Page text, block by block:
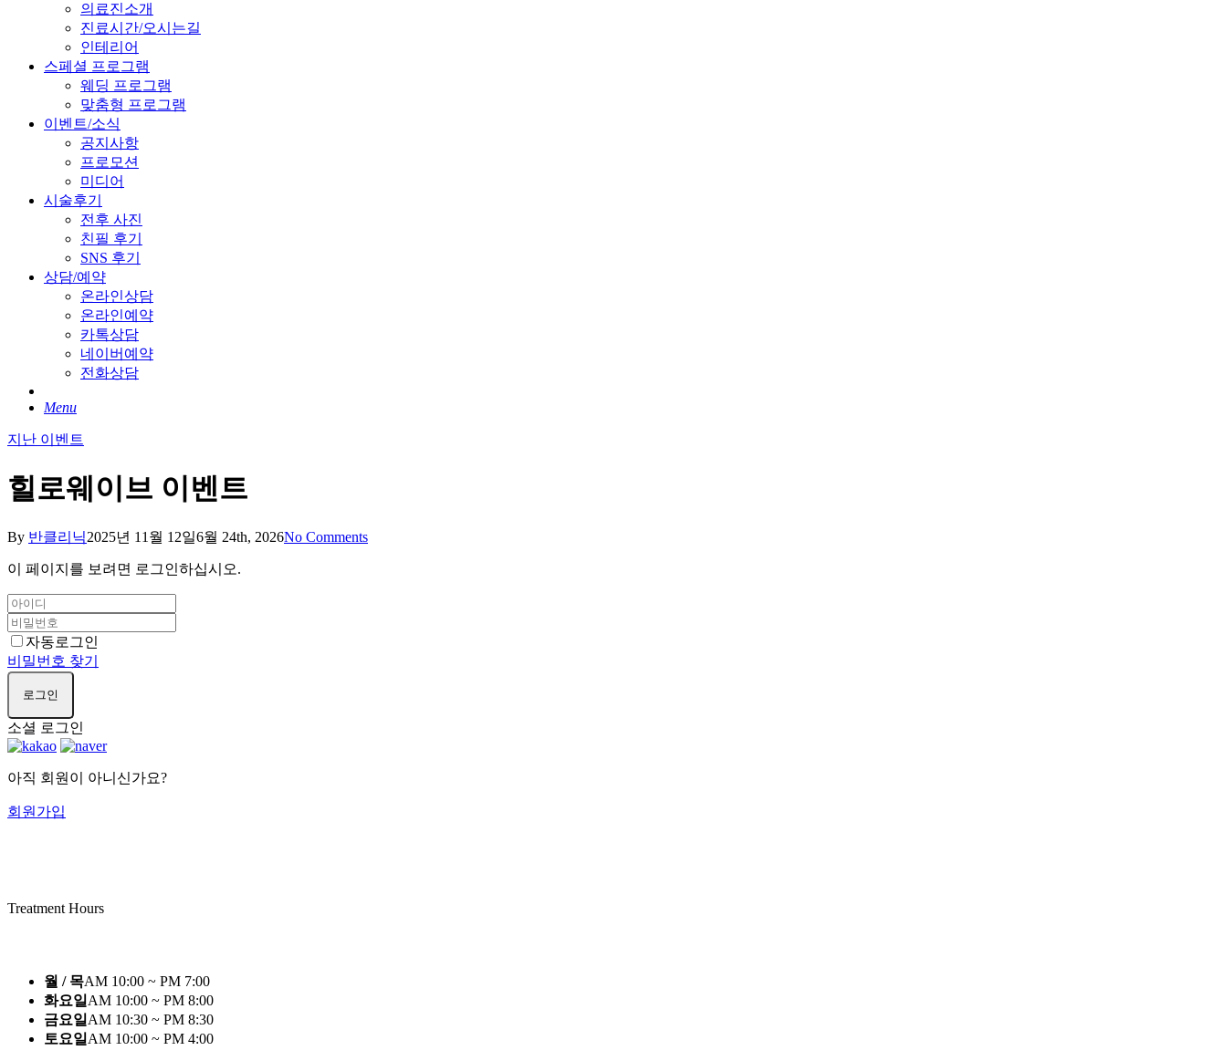
의료진소개
진료시간/오시는길
인테리어
스페셜 프로그램
웨딩 프로그램
맞춤형 프로그램
이벤트/소식
공지사항
프로모션
미디어
시술후기
전후 사진
친필 후기
SNS 후기
상담/예약
온라인상담
온라인예약
카톡상담
네이버예약
전화상담
Menu
지난 이벤트
힐로웨이브 이벤트
By 반클리닉2025년 11월 12일6월 24th, 2026No Comments
이 페이지를 보려면 로그인하십시오.
자동로그인
비밀번호 찾기
로그인
소셜 로그인
아직 회원이 아니신가요?
회원가입
Treatment Hours
월 / 목AM 10:00 ~ PM 7:00
화요일 AM 10:00 ~ PM 8:00
금요일 AM 10:30 ~ PM 8:30
토요일 AM 10:00 ~ PM 4:00